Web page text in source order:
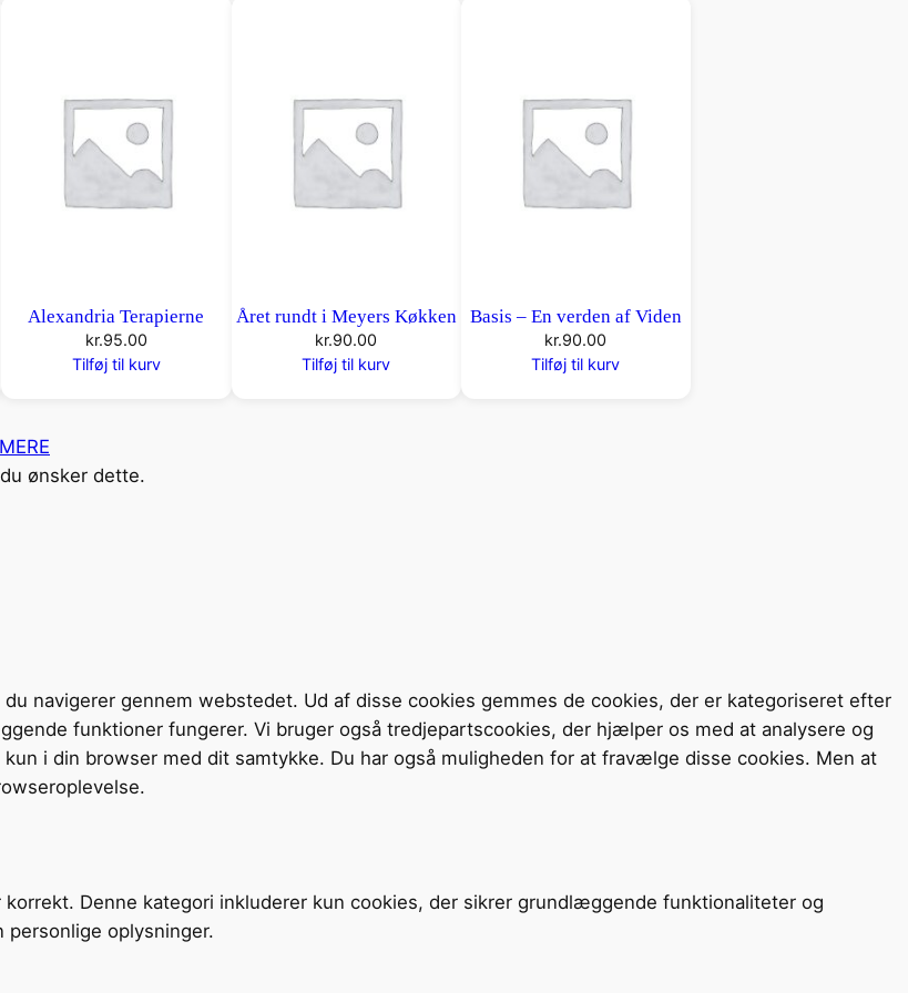
Alexandria Terapierne
kr.95.00
Tilføj til kurv
Året rundt i Meyers Køkken
kr.90.00
Tilføj til kurv
Basis – En verden af Viden
kr.90.00
Tilføj til kurv
ønsker dette.
navigerer gennem webstedet. Ud af disse cookies gemmes de cookies, der er kategoriseret efter
funktioner fungerer. Vi bruger også tredjepartscookies, der hjælper os med at analysere og
i din browser med dit samtykke. Du har også muligheden for at fravælge disse cookies. Men at
Denne kategori inkluderer kun cookies, der sikrer grundlæggende funktionaliteter og
oplysninger.